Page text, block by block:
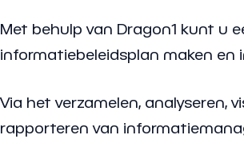
Met behulp van Dragon1 kunt u
informatiebeleidsplan maken en
Via het verzamelen, analyseren,
rapporteren van